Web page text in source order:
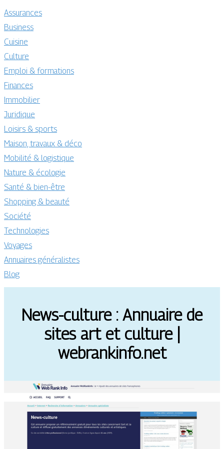
Assurances
Business
Cuisine
Culture
Emploi & formations
Finances
Immobilier
Juridique
Loisirs & sports
Maison, travaux & déco
Mobilité & logistique
Nature & écologie
Santé & bien-être
Shopping & beauté
Société
Technologies
Voyages
Annuaires généralistes
Blog
News-culture : Annuaire de
sites art et culture |
webrankinfo.net